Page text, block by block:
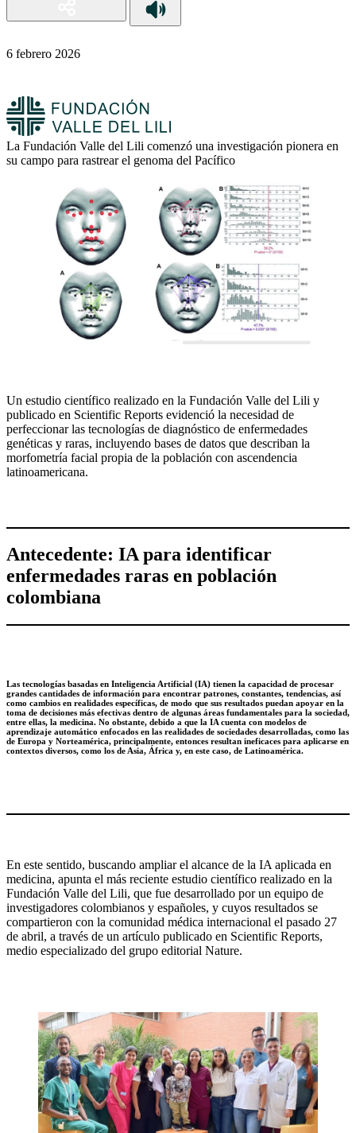
6 febrero 2026
La Fundación Valle del Lili comenzó una investigación pionera en
su campo para rastrear el genoma del Pacífico
Un estudio científico realizado en la Fundación Valle del Lili y
publicado en Scientific Reports evidenció la necesidad de
perfeccionar las tecnologías de diagnóstico de enfermedades
genéticas y raras, incluyendo bases de datos que describan la
morfometría facial propia de la población con ascendencia
latinoamericana.
Antecedente: IA para identificar
enfermedades raras en población
colombiana
Las tecnologías basadas en Inteligencia Artificial (IA) tienen la capacidad de procesar
grandes cantidades de información para encontrar patrones, constantes, tendencias, así
como cambios en realidades específicas, de modo que sus resultados puedan apoyar en la
toma de decisiones más efectivas dentro de algunas áreas fundamentales para la sociedad,
entre ellas, la medicina. No obstante, debido a que la IA cuenta con modelos de
aprendizaje automático enfocados en las realidades de sociedades desarrolladas, como las
de Europa y Norteamérica, principalmente, entonces resultan ineficaces para aplicarse en
contextos diversos, como los de Asia, África y, en este caso, de Latinoamérica.
En este sentido, buscando ampliar el alcance de la IA aplicada en
medicina, apunta el más reciente estudio científico realizado en la
Fundación Valle del Lili, que fue desarrollado por un equipo de
investigadores colombianos y españoles, y cuyos resultados se
compartieron con la comunidad médica internacional el pasado 27
de abril, a través de un artículo publicado en Scientific Reports,
medio especializado del grupo editorial Nature.